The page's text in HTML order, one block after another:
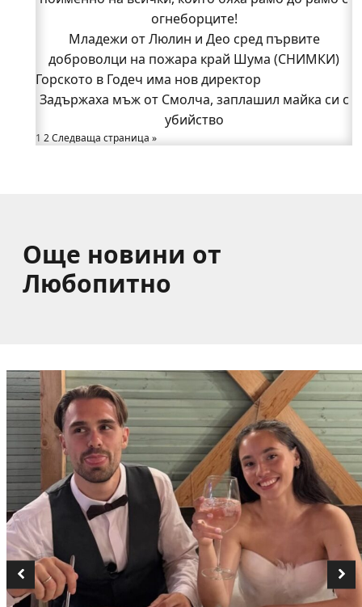
огнеборците!
150 декара гори, треви и храсти изгоряха край
Годеч, десетки доброволци се хвърлиха в
битката с огъня (СНИМКИ/ВИДЕО)
Полицията влиза в селата
Възможни са прекъсвания на тока утре в части
от община Годеч
огнеборците!
Младежи от Люлин и Део сред първите
доброволци на пожара край Шума (СНИМКИ)
Горското в Годеч има нов директор
Задържаха мъж от Смолча, заплашил майка си с
убийство
1 2Следваща страница »
Още новини от
Любопитно